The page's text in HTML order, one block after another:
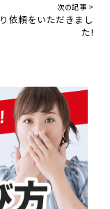
次の記事 >
依頼をいただきまし
た!